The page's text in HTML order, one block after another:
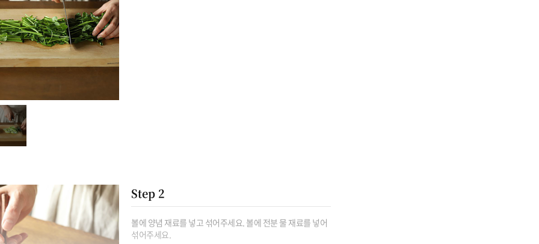
Step 2
볼에 양념 재료를 넣고 섞어주세요. 볼에 전분 물 재료를 넣어
섞어주세요.